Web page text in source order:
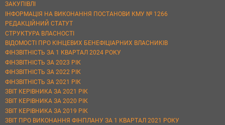
ЗАКУПІВЛІ
ІНФОРМАЦІЯ НА ВИКОНАННЯ ПОСТАНОВИ КМУ № 1266
РЕДАКЦІЙНИЙ СТАТУТ
СТРУКТУРА ВЛАСНОСТІ
ВІДОМОСТІ ПРО КІНЦЕВИХ БЕНЕФІЦІАРНИХ ВЛАСНИКІВ
ФІНЗВІТНІСТЬ ЗА 1 КВАРТАЛ 2024 РОКУ
ФІНЗВІТНІСТЬ ЗА 2023 РІК
ФІНЗВІТНІСТЬ ЗА 2022 РІК
ФІНЗВІТНІСТЬ ЗА 2021 РІК
ЗВІТ КЕРІВНИКА ЗА 2021 РІК
ЗВІТ КЕРІВНИКА ЗА 2020 РІК
ЗВІТ КЕРІВНИКА ЗА 2019 РІК
ЗВІТ ПРО ВИКОНАННЯ ФІНПЛАНУ ЗА 1 КВАРТАЛ 2021 РОКУ